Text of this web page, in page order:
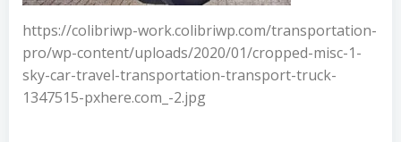
https://colibriwp-work.colibriwp.com/transportation-
pro/wp-content/uploads/2020/01/cropped-misc-1-
sky-car-travel-transportation-transport-truck-
1347515-pxhere.com_-2.jpg